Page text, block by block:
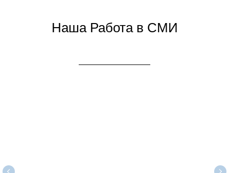
Наша Работа в СМИ